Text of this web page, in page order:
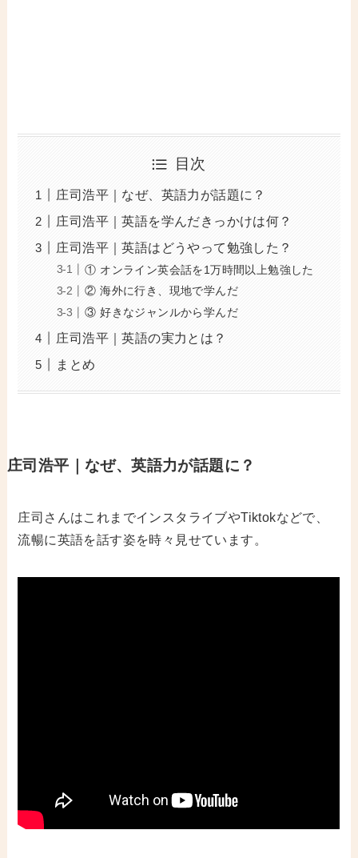
目次
庄司浩平｜なぜ、英語力が話題に？
庄司浩平｜英語を学んだきっかけは何？
庄司浩平｜英語はどうやって勉強した？
① オンライン英会話を1万時間以上勉強した
② 海外に行き、現地で学んだ
③ 好きなジャンルから学んだ
庄司浩平｜英語の実力とは？
まとめ
庄司浩平｜なぜ、英語力が話題に？
庄司さんはこれまでインスタライブやTiktokなどで、
流暢に英語を話す姿を時々見せています。